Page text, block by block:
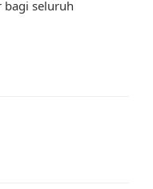
bagi seluruh